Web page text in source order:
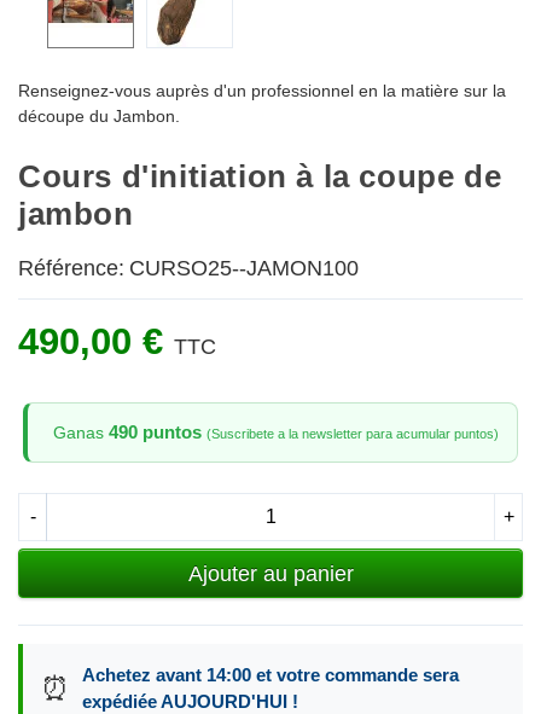
Renseignez-vous auprès d'un professionnel en la matière sur la
découpe du Jambon.
Cours d'initiation à la coupe de
jambon
Référence: CURSO25--JAMON100
490,00 € TTC
Ganas 490 puntos (Suscribete a la newsletter para acumular puntos)
- +
Ajouter au panier
⏰
Achetez avant 14:00 et votre commande sera
expédiée AUJOURD'HUI !